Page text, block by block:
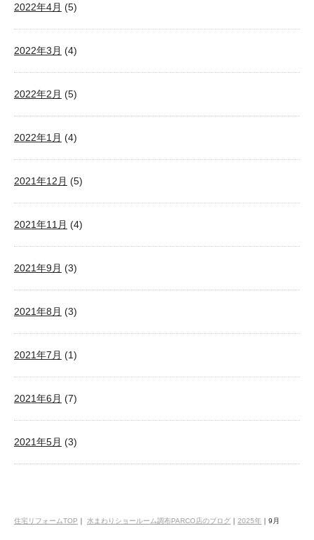
2022年4月 (5)
2022年3月 (4)
2022年2月 (5)
2022年1月 (4)
2021年12月 (5)
2021年11月 (4)
2021年9月 (3)
2021年8月 (3)
2021年7月 (1)
2021年6月 (7)
2021年5月 (3)
住宅リフォームTOP ｜ 水まわりショールーム調布PARCO店のブログ ｜ 2025年 ｜ 9月